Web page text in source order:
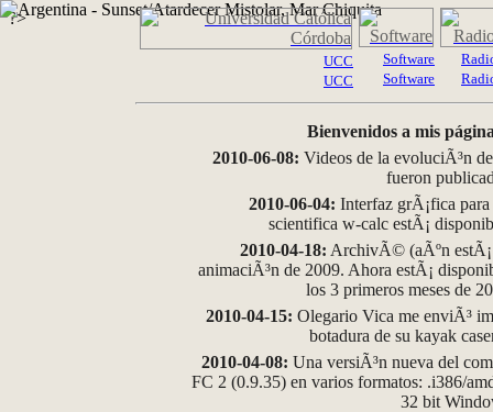
?>
UCC
UCC
Software
Software
Bienvenidos a mis
2010-06-08: Videos de la evoluciÃ³n
fueron
2010-06-04: Interfaz grÃ¡fica
scientifica w-calc estÃ¡
2010-04-18: ArchivÃ© (aÃºn
animaciÃ³n de 2009. Ahora estÃ¡
los 3 primeros meses de
2010-04-15: Olegario Vica me enviÃ³
botadura de su kayak
2010-04-08: Una versiÃ³n nueva del
FC 2 (0.9.35) en varios formatos: .i386/
32 bit